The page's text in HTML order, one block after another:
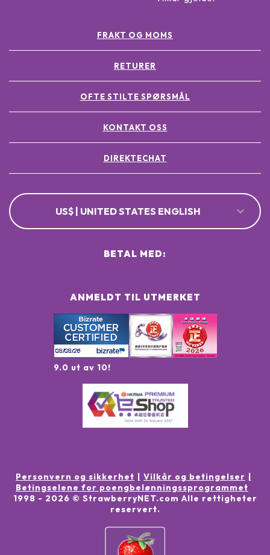
FRAKT OG MOMS
RETURER
OFTE STILTE SPØRSMÅL
KONTAKT OSS
DIREKTECHAT
US$ | UNITED STATES ENGLISH
ANMELDT TIL UTMERKET
9.0 ut av 10!
BETAL MED:
Personvern og sikkerhet
Vilkår og betingelser
Betingselene for poengbelønningssprogrammet
1998 - 2026 © StrawberryNET.com Alle rettigheter
reservert.